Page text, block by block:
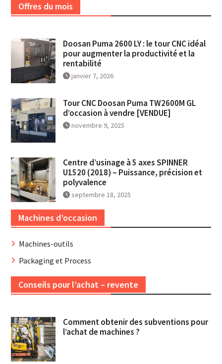
Offres du mois
Doosan Puma 2600 LY : le tour CNC idéal
pour augmenter la productivité et la
rentabilité
janvier 7, 2026
Tour CNC Doosan Puma TW2600M GL
d’occasion à vendre [VENDUE]
novembre 9, 2025
Centre d’usinage à 5 axes SPINNER
U1520 (2018) – Puissance, précision et
polyvalence
septembre 18, 2025
Machines d’occasion
Machines-outils
Packaging et Process
Conseils pour l’achat – revente
Comment obtenir des subventions pour
l’achat de machines ?